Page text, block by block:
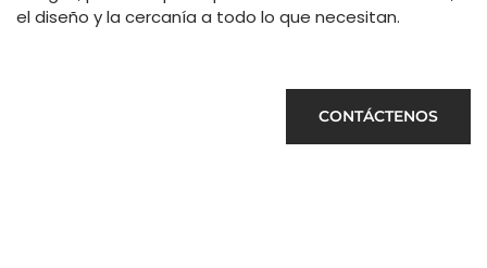
el diseño y la cercanía a todo lo que necesitan.
CONTÁCTENOS